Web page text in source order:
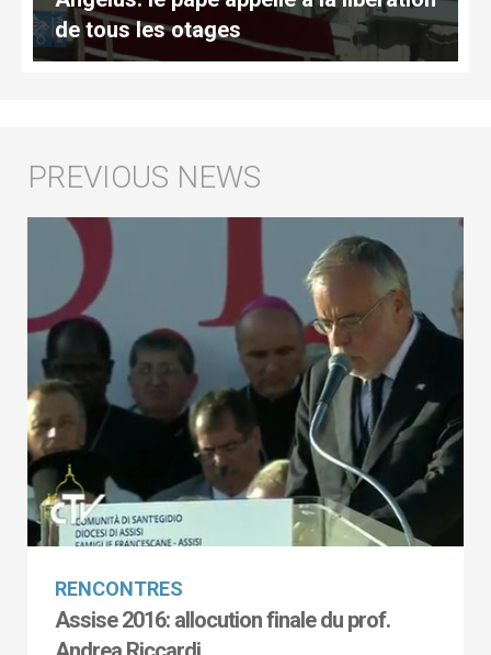
de tous les otages
RENCONTRES
Assise 2016: allocution finale du prof.